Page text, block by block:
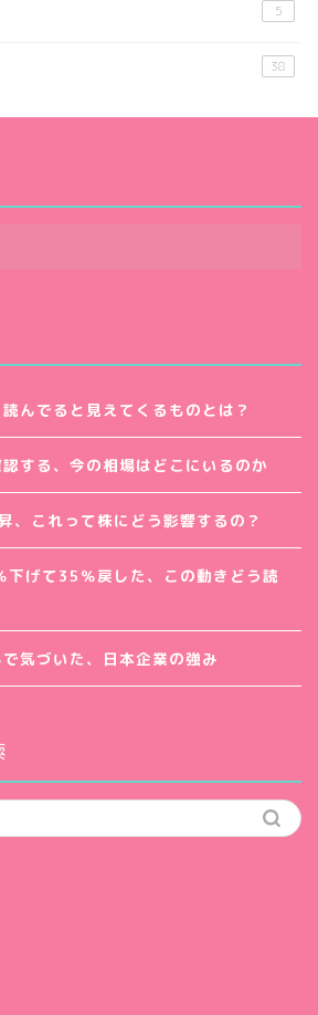
5
38
んでると見えてくるものとは？
する、今の相場はどこにいるのか
、これって株にどう影響するの？
下げて35％戻した、この動きどう読
気づいた、日本企業の強み